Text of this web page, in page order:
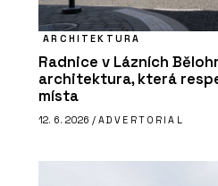
ARCHITEKTURA
Radnice v Lázních
architektura, která
místa
12. 6. 2026 / ADVERTORIAL